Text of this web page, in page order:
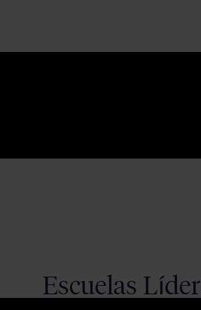
Escuelas